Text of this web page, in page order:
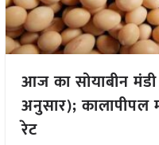
आज का सोयाबीन
अनुसार); कालापीपल
रेट